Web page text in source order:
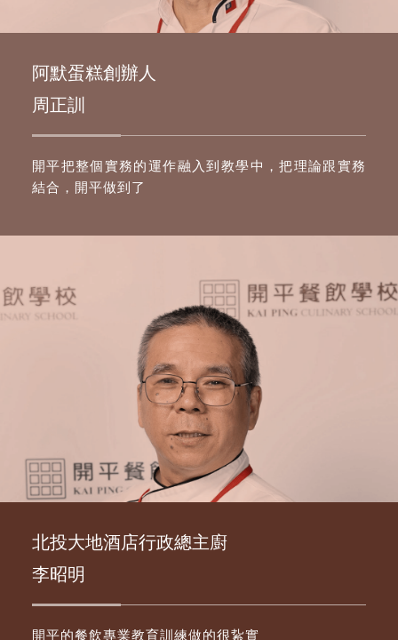
阿默蛋糕創辦人
周正訓
開平把整個實務的運作融入到教學中，把理論跟實務
結合，開平做到了
北投大地酒店行政總主廚
李昭明
開平的餐飲專業教育訓練做的很紥實